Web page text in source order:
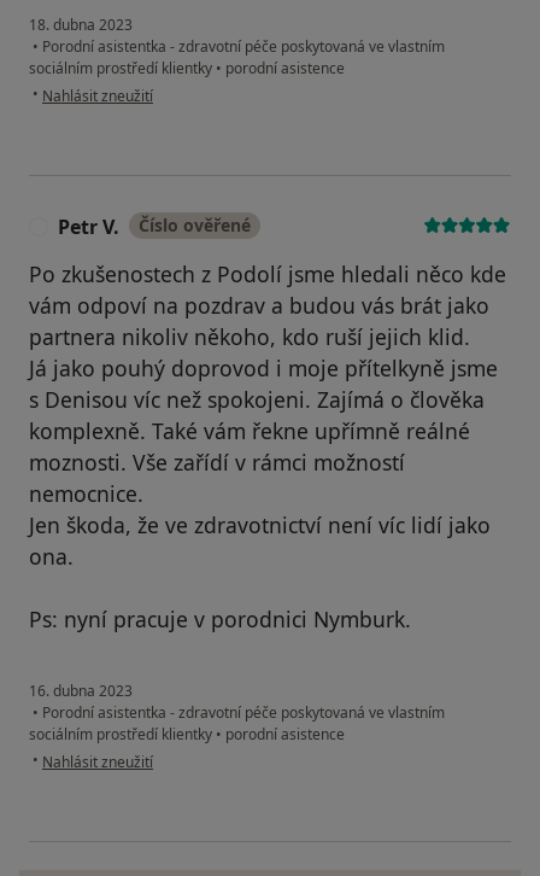
18. dubna 2023
• Porodní asistentka - zdravotní péče poskytovaná ve vlastním
sociálním prostředí klientky • porodní asistence
• podle názoru uživatele AA
Nahlásit zneužití
Petr V. Číslo ověřené
Po zkušenostech z Podolí jsme hledali něco kde
vám odpoví na pozdrav a budou vás brát jako
partnera nikoliv někoho, kdo ruší jejich klid.
Já jako pouhý doprovod i moje přítelkyně jsme
s Denisou víc než spokojeni. Zajímá o člověka
komplexně. Také vám řekne upřímně reálné
moznosti. Vše zařídí v rámci možností
nemocnice.
Jen škoda, že ve zdravotnictví není víc lidí jako
ona.
Ps: nyní pracuje v porodnici Nymburk.
16. dubna 2023
• Porodní asistentka - zdravotní péče poskytovaná ve vlastním
sociálním prostředí klientky • porodní asistence
• podle názoru uživatele Petr V.
Nahlásit zneužití